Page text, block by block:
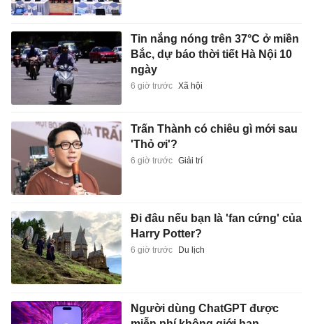
Tin nắng nóng trên 37°C ở miền
Bắc, dự báo thời tiết Hà Nội 10
ngày
6 giờ trước Xã hội
Trấn Thành có chiêu gì mới sau
'Thỏ ơi'?
6 giờ trước Giải trí
Đi đâu nếu bạn là 'fan cứng' của
Harry Potter?
6 giờ trước Du lịch
Người dùng ChatGPT được